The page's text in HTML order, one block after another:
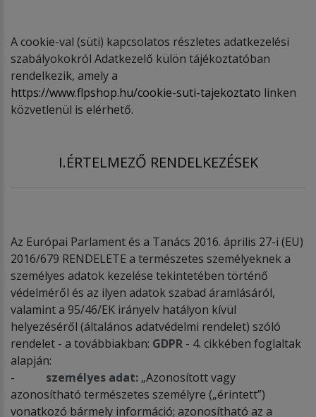
A cookie-val (süti) kapcsolatos részletes adatkezelési
szabályokokról Adatkezelő külön tájékoztatóban
rendelkezik, amely a
https://www.flpshop.hu/cookie-suti-tajekoztato linken
közvetlenül is elérhető.
I.ÉRTELMEZŐ RENDELKEZÉSEK
Az Európai Parlament és a Tanács 2016. április 27-i (EU)
2016/679 RENDELETE a természetes személyeknek a
személyes adatok kezelése tekintetében történő
védelméről és az ilyen adatok szabad áramlásáról,
valamint a 95/46/EK irányelv hatályon kívül
helyezéséről (általános adatvédelmi rendelet) szóló
rendelet - a továbbiakban: GDPR - 4. cikkében foglaltak
alapján:
- személyes adat: „Azonosított vagy
azonosítható természetes személyre („érintett”)
vonatkozó bármely információ; azonosítható az a